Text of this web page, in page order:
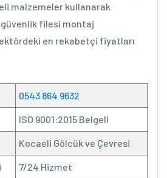
malzemeler kullanarak
filesi montaj
en rekabetçi fiyatları
0543 864 9632
ISO 9001:2015 Belgeli
Kocaeli Gölcük ve Çevresi
7/24 Hizmet